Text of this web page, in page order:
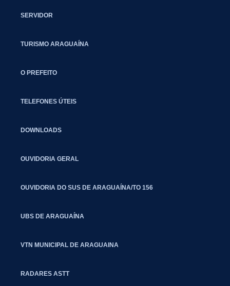
SERVIDOR
TURISMO ARAGUAÍNA
O PREFEITO
TELEFONES ÚTEIS
DOWNLOADS
OUVIDORIA GERAL
OUVIDORIA DO SUS DE ARAGUAÍNA/TO 156
UBS DE ARAGUAÍNA
VTN MUNICIPAL DE ARAGUAINA
RADARES ASTT